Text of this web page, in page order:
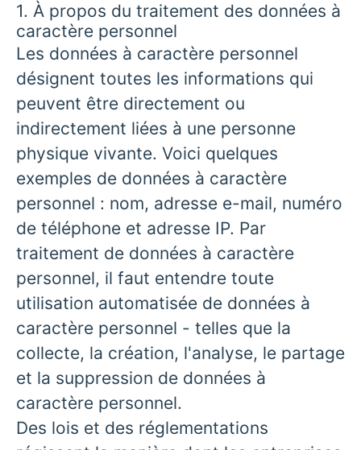
1. À propos du traitement des données à
caractère personnel
Les données à caractère personnel
désignent toutes les informations qui
peuvent être directement ou
indirectement liées à une personne
physique vivante. Voici quelques
exemples de données à caractère
personnel : nom, adresse e-mail, numéro
de téléphone et adresse IP. Par
traitement de données à caractère
personnel, il faut entendre toute
utilisation automatisée de données à
caractère personnel - telles que la
collecte, la création, l'analyse, le partage
et la suppression de données à
caractère personnel.
Des lois et des réglementations